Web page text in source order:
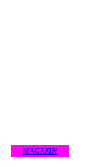
MAGAZIN